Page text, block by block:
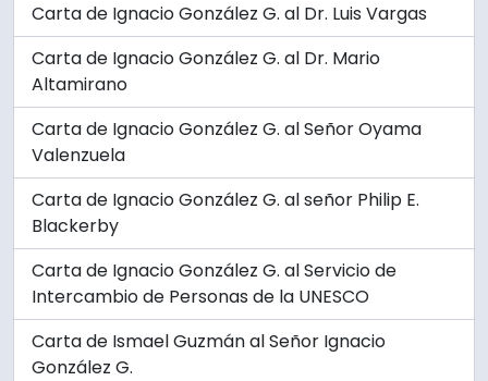
Carta de Ignacio González G. al Dr. Luis Vargas
Carta de Ignacio González G. al Dr. Mario
Altamirano
Carta de Ignacio González G. al Señor Oyama
Valenzuela
Carta de Ignacio González G. al señor Philip E.
Blackerby
Carta de Ignacio González G. al Servicio de
Intercambio de Personas de la UNESCO
Carta de Ismael Guzmán al Señor Ignacio
González G.